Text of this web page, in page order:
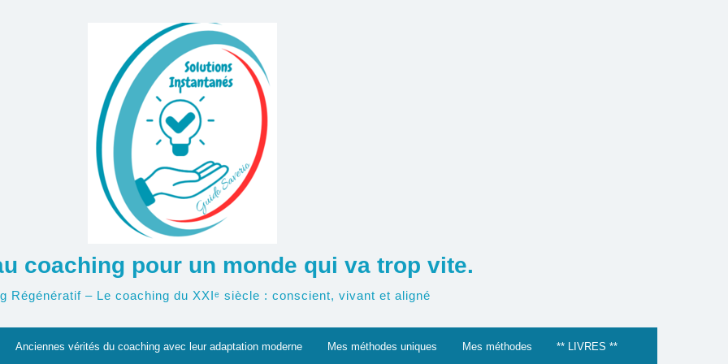
coaching pour un monde qui va trop vite.
Régénératif – Le coaching du XXIᵉ siècle : conscient, vivant et aligné
Anciennes vérités du coaching avec leur adaptation moderne Mes méthodes uniques Mes méthodes ** LIVRES **